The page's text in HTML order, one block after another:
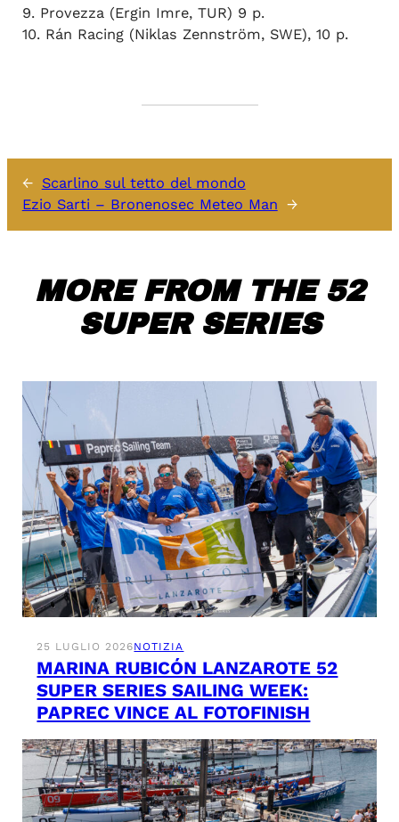
9. Provezza (Ergin Imre, TUR) 9 p.
10. Rán Racing (Niklas Zennström, SWE), 10 p.
← Scarlino sul tetto del mondo
Ezio Sarti – Bronenosec Meteo Man →
MORE FROM THE 52
SUPER SERIES
25 LUGLIO 2026NOTIZIA
MARINA RUBICÓN LANZAROTE 52
SUPER SERIES SAILING WEEK:
PAPREC VINCE AL FOTOFINISH